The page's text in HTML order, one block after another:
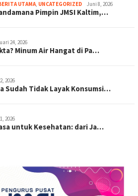
UTAMA, UNCATEGORIZED Juni 8, 2026
Pimpin JMSI Kaltim,…
24, 2026
Minum Air Hangat di Pa…
2026
Sudah Tidak Layak Konsumsi…
2026
untuk Kesehatan: dari Ja…